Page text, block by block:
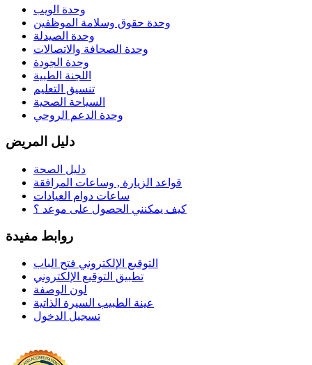
وحدة الويب
وحدة حقوق وسلامة الموظفين
وحدة الصيدلة
وحدة الصحافة والاتصالات
وحدة الجودة
اللجنة الطبية
تنسيق التعليم
السياحة الصحية
وحدة الدعم الروحي
دليل المريض
دليل الصحة
قواعد الزيارة , وساعات المرافقة
ساعات دوام العيادات
كيف يمكنني الحصول على موعد ؟
روابط مفيدة
التوقيع الإلكتروني فتح الباب
تطبيق التوقيع الإلكتروني
لون الوصفة
عينة الطبيب السيرة الذاتية
تسجيل الدخول